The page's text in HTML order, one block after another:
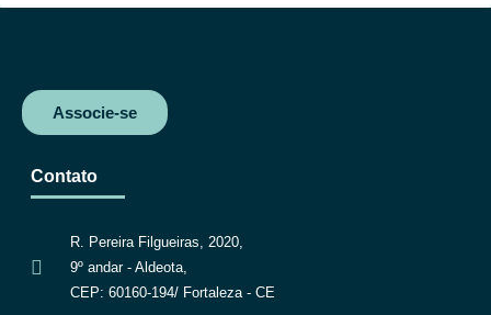
Associe-se
Contato
R. Pereira Filgueiras, 2020,
9º andar - Aldeota,
CEP: 60160-194/ Fortaleza - CE